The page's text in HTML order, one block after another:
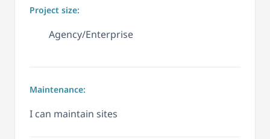
Project size:
Agency/Enterprise
Maintenance:
I can maintain sites